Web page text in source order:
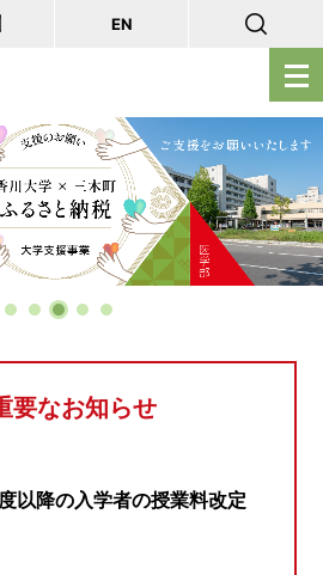
メ
ニ
を
開
く
EN
要なお知らせ
以降の入学者の授業料改定